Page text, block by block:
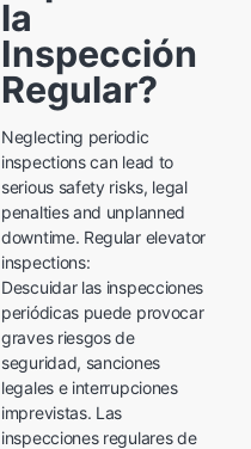
la
Inspección
Regular?
Neglecting periodic
inspections can lead to
serious safety risks, legal
penalties and unplanned
downtime. Regular elevator
inspections:
Descuidar las inspecciones
periódicas puede provocar
graves riesgos de
seguridad, sanciones
legales e interrupciones
imprevistas. Las
inspecciones regulares de